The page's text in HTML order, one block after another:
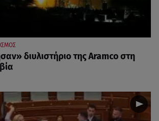
διυλιστήριο της Aramco στη